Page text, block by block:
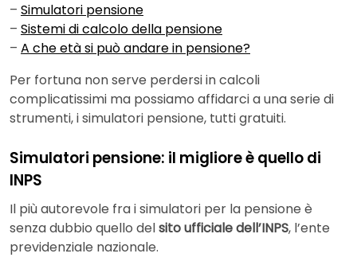
– Simulatori pensione
– Sistemi di calcolo della pensione
– A che età si può andare in pensione?
Per fortuna non serve perdersi in calcoli
complicatissimi ma possiamo affidarci a una serie di
strumenti, i simulatori pensione, tutti gratuiti.
Simulatori pensione: il migliore è quello di
INPS
Il più autorevole fra i simulatori per la pensione è
senza dubbio quello delsito ufficiale dell’INPS, l’ente
previdenziale nazionale.